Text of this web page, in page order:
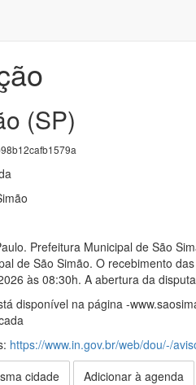
(SP)
Prefeitura Municipal de São
de São Simão. O recebimento
às 08:30h. A abertura da
disponível na página -
https://www.in.gov.br/web/dou/-/
cidade Adicionar à agenda